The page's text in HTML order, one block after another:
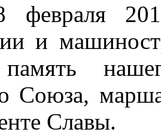
февраля
и
Союза,
Славы.